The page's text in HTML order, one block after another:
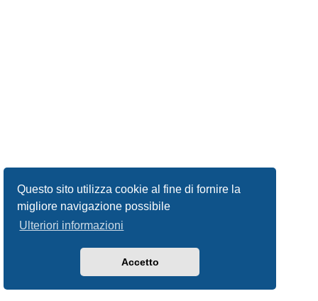
Questo sito utilizza cookie al fine di fornire la
migliore navigazione possibile
Ulteriori informazioni
Accetto